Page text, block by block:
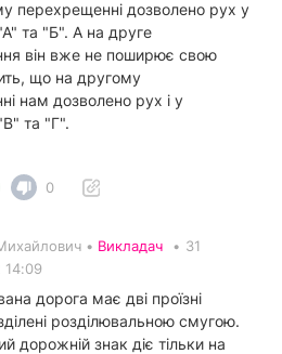
перехрещенні дозволено рух у
та "Б". А на друге
він вже не поширює свою
що на другому
нам дозволено рух і у
та "Г".
0
• Викладач • 31
14:09
дорога має дві проїзні
розділювальною смугою.
дорожній знак діє тільки на